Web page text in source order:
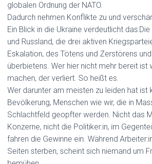
globalen Ordnung der NATO.
Dadurch nehmen Konflikte zu und
Ein Blick in die Ukraine verdeutlicht das:
und Russland, die drei aktiven
Eskalation, des Tötens und Zerstörens
überbietens. Wer hier nicht mehr bereit ist
machen, der verliert. So heißt es.
Wer darunter am meisten zu leiden hat ist
Bevölkerung, Menschen wie wir, die in
Schlachtfeld geopfter werden. Nicht das
Konzerne, nicht die Politiker:in, im
fahren die Gewinne ein. Während
Seiten sterben, scheint sich niemand um